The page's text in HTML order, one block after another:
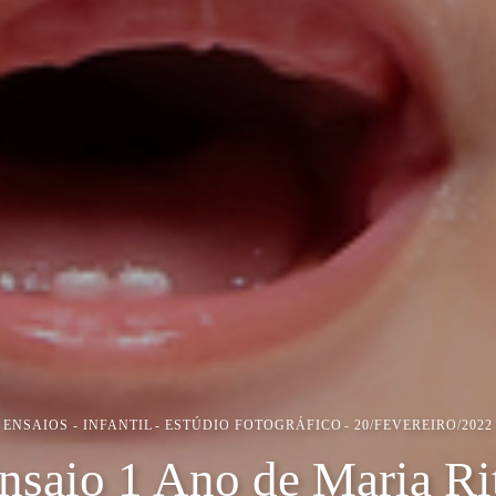
ENSAIOS - INFANTIL ESTÚDIO FOTOGRÁFICO 20/FEVEREIRO/2022
1 Ano de Maria